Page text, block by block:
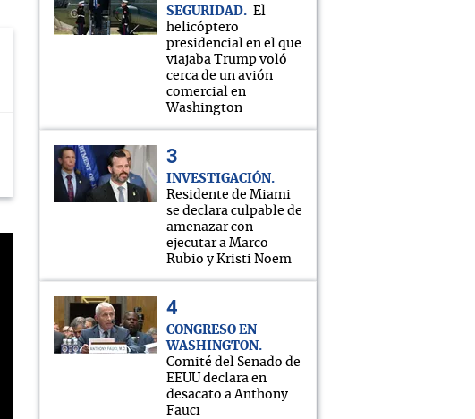
SEGURIDAD
El
helicóptero
presidencial en el que
viajaba Trump voló
cerca de un avión
comercial en
Washington
INVESTIGACIÓN
Residente de Miami
se declara culpable de
amenazar con
ejecutar a Marco
Rubio y Kristi Noem
CONGRESO EN
WASHINGTON
Comité del Senado de
EEUU declara en
desacato a Anthony
Fauci